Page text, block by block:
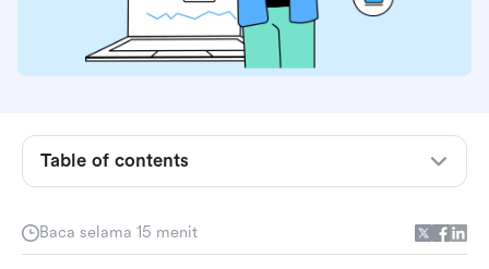
Baca selama 15 menit
Table of contents
Apa itu manajemen pesanan?
Langkah-langkah utama dalam proses
Manfaat dari manajemen pesanan yang efektif